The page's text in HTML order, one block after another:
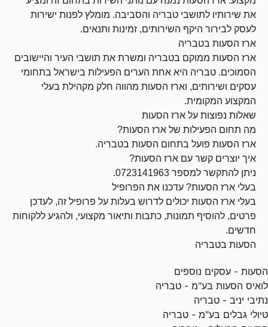
את שירותיו לתושבי טבריה והסביבה. מומלץ לפנות ישירות
לעסק לבירור היקף השירותים, זמינות ותנאים.
ארז הסעות בטבריה
ארז הסעות ממוקם בטבריה ומשרת את תושבי העיר והיישובים
הסמוכים. טבריה היא אחת הערים הפעילות בישראל בתחומי
עסקים ושירותים, וארז הסעות מהווה חלק מקהילת בעלי
המקצוע המקומית.
שאלות נפוצות על ארז הסעות
מה תחום הפעילות של ארז הסעות?
ארז הסעות פועל בתחום הסעות בטבריה.
איך יוצרים קשר עם ארז הסעות?
ניתן להתקשר למספר 0723141963.
בעלי ארז הסעות? עדכנו את הפרופיל
בעלי ארז הסעות יכולים לדרוש בעלות על פרופיל זה, לעדכן
פרטים, להוסיף תמונות, כתבות ותיאור מקצועי, ולהגיע ללקוחות
חדשים.
הסעות בטבריה
הסעות - עסקים נוספים
לואיס הסעות בע"מ - טבריה
נתיבי יניב - טבריה
טיולי גבלים בע"מ - טבריה